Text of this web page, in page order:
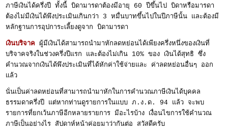
ภาษีเงินได้ครึ่งปี ทั้งนี้ บิดามารดาต้องมีอายุ 60 ปีขึ้นไป บิดาหรือมารดา
ต้องไม่มีเงินได้พึงประเมินเกินกว่า 3 หมื่นบาทขึ้นไปในปีภาษีนั้น และต้องมี
หลักฐานการอุปการะเลี้ยงดูจาก บิดามารดา
เงินบริจาค ผู้มีเงินได้สามารถนำมาหักลดหย่อนได้เพียงครึ่งหนึ่งของเงินที่
บริจาคจริงในช่วงครึ่งปีแรก และต้องไม่เกิน 10% ของ เงินได้สุทธิ ซึ่ง
คำนวณจากเงินได้พึงประเมินที่ได้หักค่าใช้จ่ายและ ค่าลดหย่อนอื่นๆ ออก
แล้ว
นั่นเป็นค่าลดหย่อนที่สามารถนำมาหักในการคำนวณภาษีเงินได้บุคคล
ธรรมดาครึ่งปี แต่หากท่านดูรายการในแบบ ภ.ง.ด. 94 แล้ว จะพบ
รายการที่ยกเว้นภาษีอีกหลายรายการ มีอะไรบ้าง เงื่อนไขการใช้คำนวณ
ภาษีเป็นอย่างไร สัปดาห์หน้าค่อยมาว่ากันต่อ สวัสดีครับ